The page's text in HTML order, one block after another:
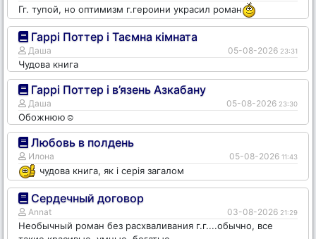
Гг. тупой, но оптимизм г.героини украсил роман
Гаррі Поттер і Таємна кімната
Даша 05-08-2026 23:31
Чудова книга
Гаррі Поттер і в’язень Азкабану
Даша 05-08-2026 23:30
Обожнюю☺️
Любовь в полдень
Илона 05-08-2026 11:43
чудова книга, як і серія загалом
Сердечный договор
Annat 03-08-2026 21:29
Необычный роман без расхваливания г.г....обычно, все